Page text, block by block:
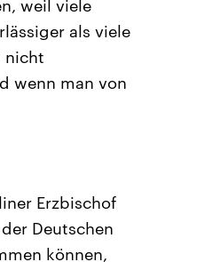
weil viele
als viele
nicht
wenn man von
Erzbischof
Deutschen
können,